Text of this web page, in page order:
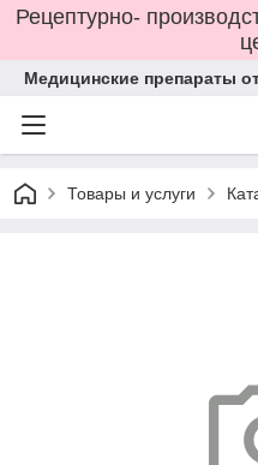
Рецептурно-
Медицинские препараты
Товары и услуги